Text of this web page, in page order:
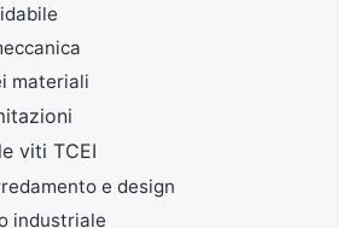
materiali
viti TCEI
e design
industriale